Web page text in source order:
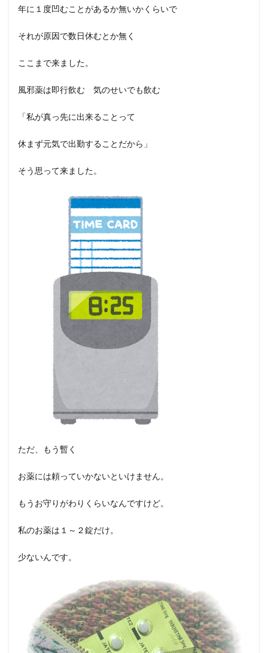
年に１度凹むことがあるか無いかくらいで
それが原因で数日休むとか無く
ここまで来ました。
風邪薬は即行飲む 気のせいでも飲む
「私が真っ先に出来ることって
休まず元気で出勤することだから」
そう思って来ました。
ただ、もう暫く
お薬には頼っていかないといけません。
もうお守りがわりくらいなんですけど。
私のお薬は１～２錠だけ。
少ないんです。